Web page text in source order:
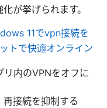
が挙げられます。
11でvpn接続を
トで快適オンライン
リ内のVPNをオフに
接続を抑制する